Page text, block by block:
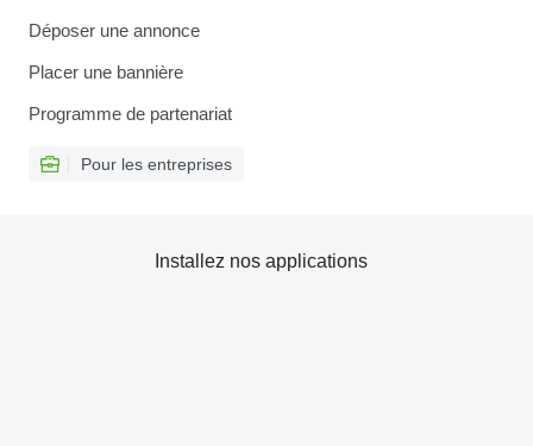
Déposer une annonce
Placer une bannière
Programme de partenariat
Pour les entreprises
Installez nos applications